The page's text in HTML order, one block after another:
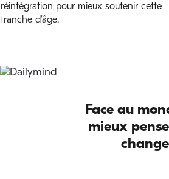
réintégration pour mieux soutenir cette
tranche d’âge.
Face au
mieux